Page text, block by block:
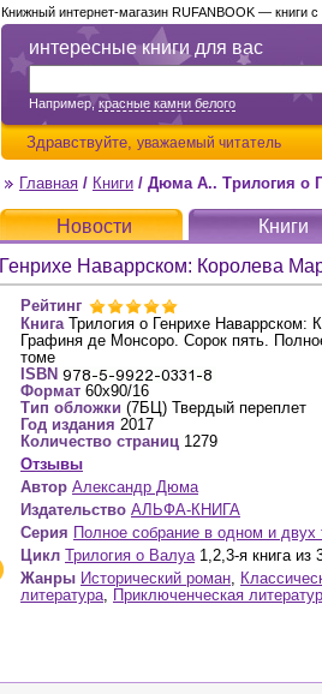
интересные книги для вас
Например,красные камни белого
Здравствуйте, уважаемый читатель
Книжный интернет-магазин RUFANBOOK — книги
Главная / Книги / Дюма А.. Трилогия о Генрихе Наваррском:
Новости Книги
Рейтинг
Книга Трилогия о Генрихе Наваррском:
Графиня де Монсоро. Сорок пять.
томе
ISBN
Формат 60х90/16
Тип обложки (7БЦ) Твердый переплет
Год издания 2017
Количество страниц 1279
Отзывы
Автор Александр Дюма
Издательство АЛЬФА-КНИГА
Серия Полное собрание в одном и двух
Цикл Трилогия о Валуа1,2,3-я книга из
Жанры Исторический роман,
литература, Приключенческая